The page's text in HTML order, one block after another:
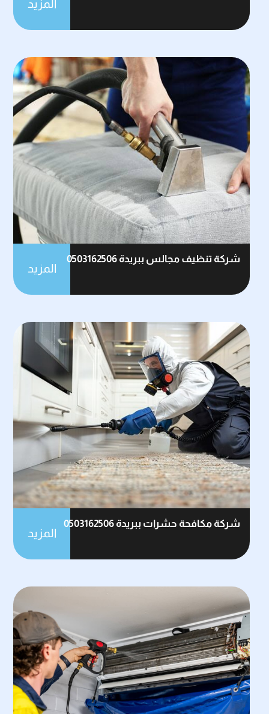
المزيد
شركة تنظيف مجالس ببريدة 0503162506
المزيد
شركة مكافحة حشرات ببريدة 0503162506
المزيد